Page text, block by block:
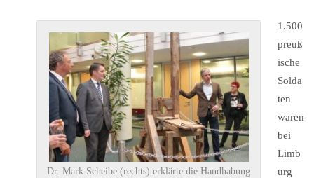
Dr. Mark Scheibe (rechts) erklärte die Handhabung
1.500
preuß
ische
Solda
ten
waren
bei
Limb
urg